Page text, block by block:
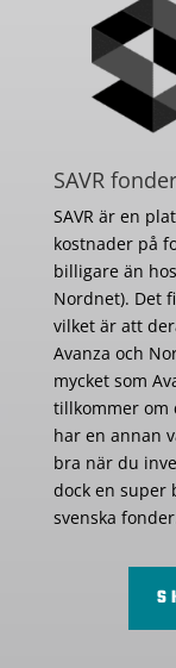
SAVR fonder
SAVR är en
kostnader på
billigare än
Nordnet). Det
vilket är att
Avanza och
mycket som
tillkommer om
har en annan
bra när du
dock en super
svenska